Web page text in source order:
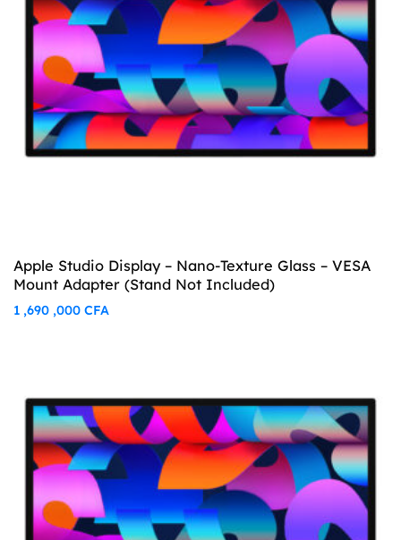
Apple Studio Display – Nano-Texture Glass – VESA
Mount Adapter (Stand Not Included)
1 ,690 ,000 CFA